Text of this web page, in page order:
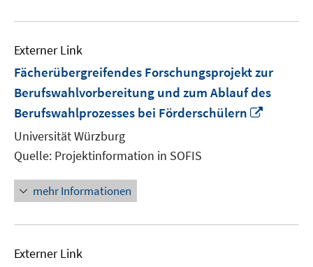
Externer Link
Fächerübergreifendes Forschungsprojekt zur
Berufswahlvorbereitung und zum Ablauf des
Berufswahlprozesses bei Förderschülern
Universität Würzburg
Quelle: Projektinformation in SOFIS
mehr Informationen
Externer Link